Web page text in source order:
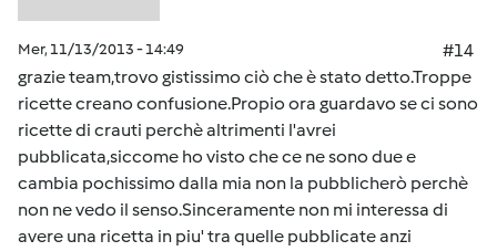
Mer, 11/13/2013 - 14:49
#14
grazie team,trovo gistissimo ciò che è stato detto.Troppe
ricette creano confusione.Propio ora guardavo se ci sono
ricette di crauti perchè altrimenti l'avrei
pubblicata,siccome ho visto che ce ne sono due e
cambia pochissimo dalla mia non la pubblicherò perchè
non ne vedo il senso.Sinceramente non mi interessa di
avere una ricetta in piu' tra quelle pubblicate anzi